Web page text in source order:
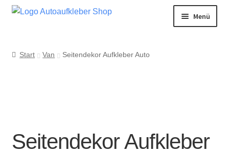
Zur
Zum
Menü
Kompaktklasse
SUV
Start Van Seitendekor Aufkleber Auto
Seitendekor Aufkleber